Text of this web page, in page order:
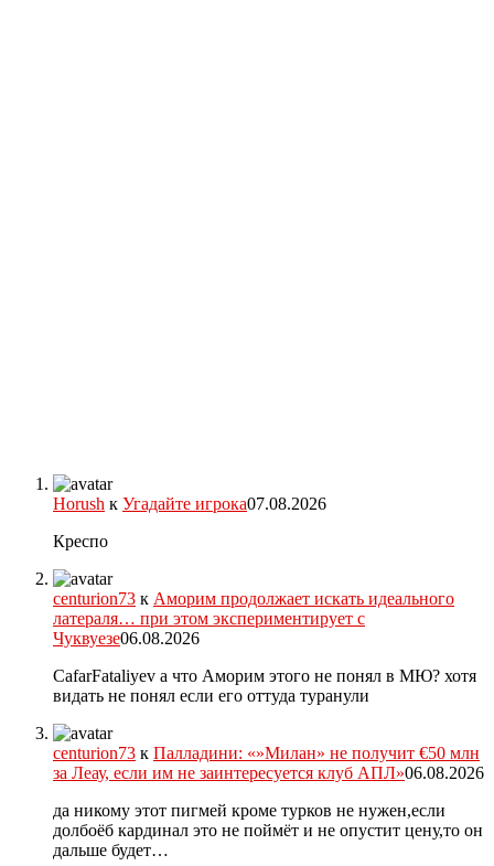
Horush к Угадайте игрока07.08.2026
Креспо
centurion73 к Аморим продолжает искать идеального
латераля… при этом экспериментирует с
Чуквуезе06.08.2026
CafarFataliyev а что Аморим этого не понял в МЮ? хотя
видать не понял если его оттуда туранули
centurion73 к Палладини: «»Милан» не получит €50 млн
за Леау, если им не заинтересуется клуб АПЛ»06.08.2026
да никому этот пигмей кроме турков не нужен,если
долбоёб кардинал это не поймёт и не опустит цену,то он
дальше будет…